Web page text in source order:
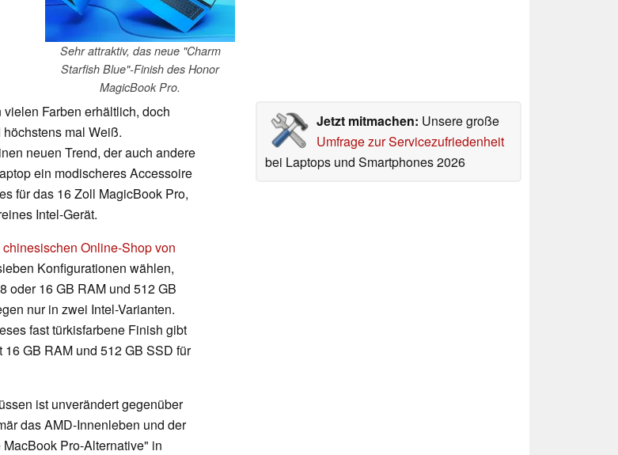
Sehr attraktiv, das neue "Charm
Starfish Blue"-Finish des Honor
MagicBook Pro.
Jetzt mitmachen: Unsere große
Umfrage zur Servicezufriedenheit
bei Laptops und Smartphones 2026
Farben erhältlich, doch
mal Weiß.
neuen Trend, der auch andere
ein modischeres Accessoire
für das 16 Zoll MagicBook Pro,
Intel-Gerät.
chinesischen Online-Shop von
Konfigurationen wählen,
oder 16 GB RAM und 512 GB
nur in zwei Intel-Varianten.
fast türkisfarbene Finish gibt
GB RAM und 512 GB SSD für
ist unverändert gegenüber
das AMD-Innenleben und der
Pro-Alternative" in